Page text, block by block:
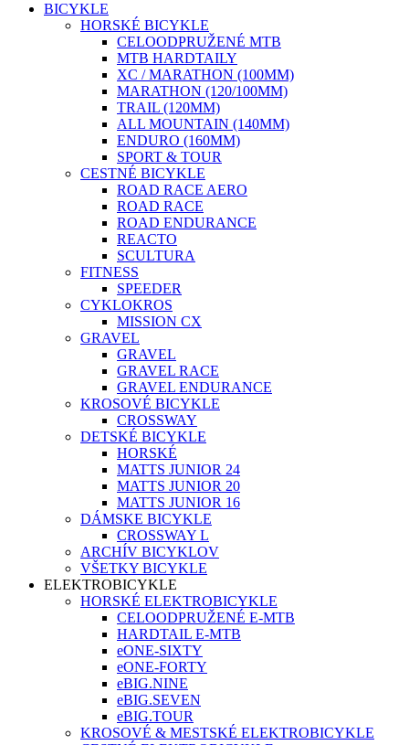
BICYKLE
HORSKÉ BICYKLE
CELOODPRUŽENÉ MTB
MTB HARDTAILY
XC / MARATHON (100MM)
MARATHON (120/100MM)
TRAIL (120MM)
ALL MOUNTAIN (140MM)
ENDURO (160MM)
SPORT & TOUR
CESTNÉ BICYKLE
ROAD RACE AERO
ROAD RACE
ROAD ENDURANCE
REACTO
SCULTURA
FITNESS
SPEEDER
CYKLOKROS
MISSION CX
GRAVEL
GRAVEL
GRAVEL RACE
GRAVEL ENDURANCE
KROSOVÉ BICYKLE
CROSSWAY
DETSKÉ BICYKLE
HORSKÉ
MATTS JUNIOR 24
MATTS JUNIOR 20
MATTS JUNIOR 16
DÁMSKE BICYKLE
CROSSWAY L
ARCHÍV BICYKLOV
VŠETKY BICYKLE
ELEKTROBICYKLE
HORSKÉ ELEKTROBICYKLE
CELOODPRUŽENÉ E-MTB
HARDTAIL E-MTB
eONE-SIXTY
eONE-FORTY
eBIG.NINE
eBIG.SEVEN
eBIG.TOUR
KROSOVÉ & MESTSKÉ ELEKTROBICYKLE